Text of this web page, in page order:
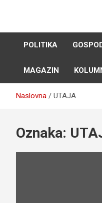
POLITIKA
MAGAZIN
Naslovna UTAJA
Oznaka: